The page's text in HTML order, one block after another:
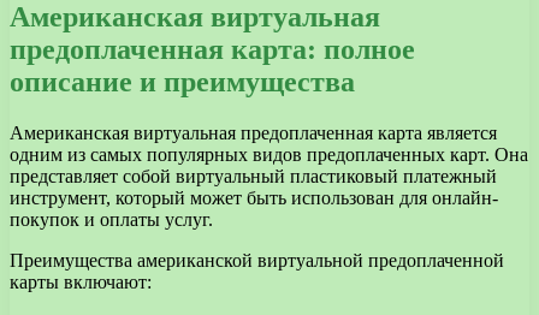
Американская виртуальная
предоплаченная карта: полное
описание и преимущества
Американская виртуальная предоплаченная карта является
одним из самых популярных видов предоплаченных карт. Она
представляет собой виртуальный пластиковый платежный
инструмент, который может быть использован для онлайн-
покупок и оплаты услуг.
Преимущества американской виртуальной предоплаченной
карты включают: